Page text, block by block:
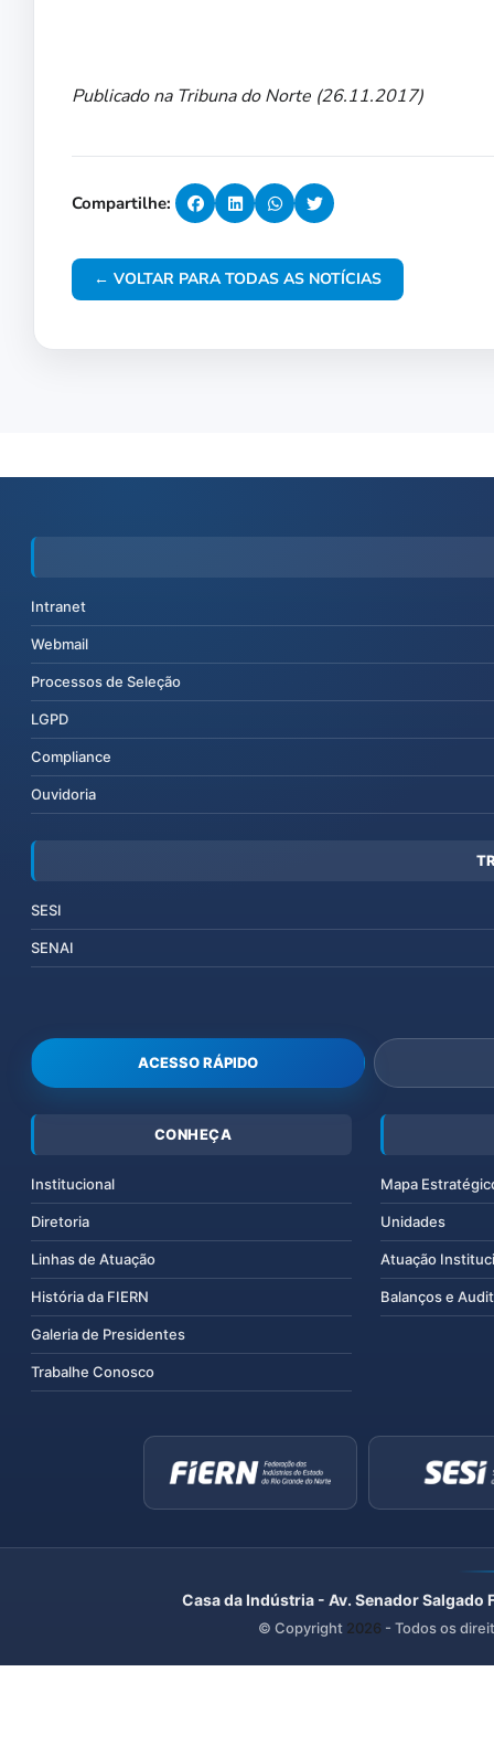
Publicado na Tribuna do Norte (26.11.2017)
Compartilhe:
← VOLTAR PARA TODAS AS NOTÍCIAS
Intranet
Webmail
Processos de Seleção
LGPD
Compliance
Ouvidoria
SESI
SENAI
ACESSO RÁPIDO
CONHEÇA
Institucional
Diretoria
Linhas de Atuação
História da FIERN
Galeria de Presidentes
Trabalhe Conosco
Mapa
Unidades
Atuação
Balanços e
Casa da Indústria - Av. Senador
© Copyright 2026 - Todos os